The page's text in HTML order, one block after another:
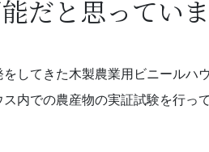
だと思ってい
してきた木製農業用ビニールハウ
内での農産物の実証試験を行って